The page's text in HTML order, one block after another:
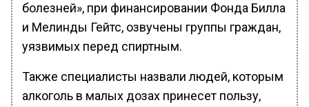
болезней», при финансировании Фонда Билла
и Мелинды Гейтс, озвучены группы граждан,
уязвимых перед спиртным.
Также специалисты назвали людей, которым
алкоголь в малых дозах принесет пользу,